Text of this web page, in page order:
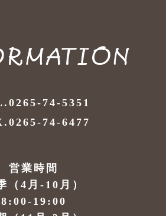
74-5351
74-6477
営業時間
（4月-10月）
8:00-19:00